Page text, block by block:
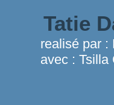
Tatie
realisé par :
avec : Tsilla